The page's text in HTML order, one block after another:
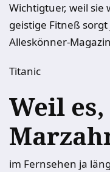
Wichtigtuer, weil
geistige Fitneß
Alleskönner-Magazin
Titanic
Weil
im Fernsehen ja